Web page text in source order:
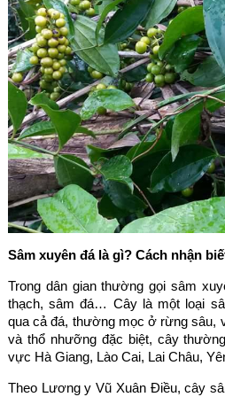
Sâm xuyên đá là gì? Cách nhận
Trong dân gian thường gọi sâm
thạch, sâm đá… Cây là một loại
qua cả đá, thường mọc ở rừng sâu,
và thổ nhưỡng đặc biệt, cây
vực Hà Giang, Lào Cai, Lai Châu,
Theo Lương y Vũ Xuân Điều, cây